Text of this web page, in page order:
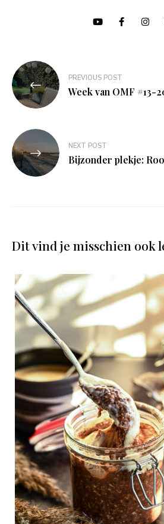
Bericht
navigatie
PREVIOUS POST
Week van OMF #13-
NEXT POST
Bijzonder plekje:
Dit vind je misschien ook